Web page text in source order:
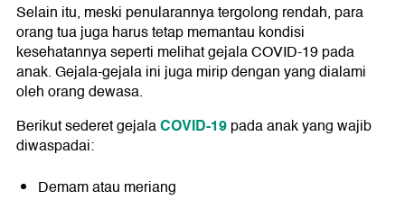
Selain itu, meski penularannya tergolong rendah, para
orang tua juga harus tetap memantau kondisi
kesehatannya seperti melihat gejala COVID-19 pada
anak. Gejala-gejala ini juga mirip dengan yang dialami
oleh orang dewasa.
Berikut sederet gejalaCOVID-19pada anak yang wajib
diwaspadai:
Demam atau meriang